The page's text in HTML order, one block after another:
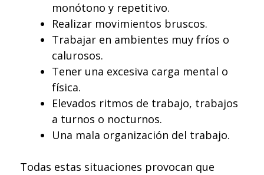
monótono y repetitivo.
Realizar movimientos bruscos.
Trabajar en ambientes muy fríos o
calurosos.
Tener una excesiva carga mental o
física.
Elevados ritmos de trabajo, trabajos
a turnos o nocturnos.
Una mala organización del trabajo.
Todas estas situaciones provocan que